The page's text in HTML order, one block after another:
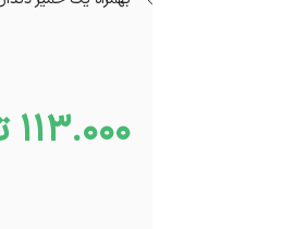
113.000